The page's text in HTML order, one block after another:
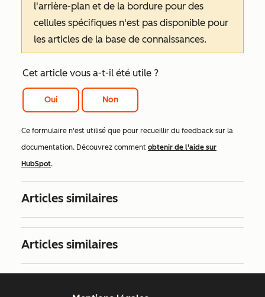
l'arrière-plan et de la bordure pour des
cellules spécifiques n'est pas disponible pour
les articles de la base de connaissances.
Cet article vous a-t-il été utile ?
Oui Non
Ce formulaire n'est utilisé que pour recueillir du feedback sur la
documentation. Découvrez comment obtenir de l'aide sur
HubSpot.
Articles similaires
Articles similaires